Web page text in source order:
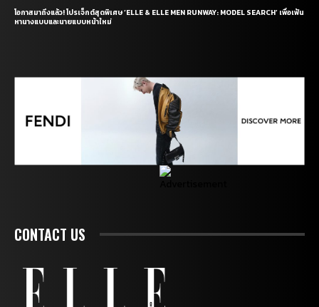
โอกาสมาถึงแล้ว! โปรเจ็กต์สุดพิเศษ ‘ELLE & ELLE MEN RUNWAY: MODEL SEARCH’ เพื่อเฟ้น
หานางแบบและนายแบบหน้าใหม่
CONTACT US